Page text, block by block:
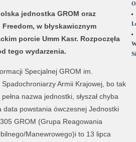
jednostka GROM oraz
w błyskawicznym
porcie Umm Kasr. Rozpoczęła
tego wydarzenia.
Specjalnej GROM im.
Armii Krajowej, bo tak
nazwa jednostki, słyszał chyba
data powstania ówczesnej Jednostki
GROM (Grupa Reagowania
Manewrowego)i to 13 lipca